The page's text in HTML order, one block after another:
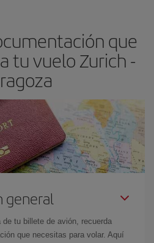
Además, si buscas los vuelos con
un poco abiertos, podráselegir
que
tu vuelo Zurich -
general
tu billete de avión, recuerda
que necesitas para volar. Aquí